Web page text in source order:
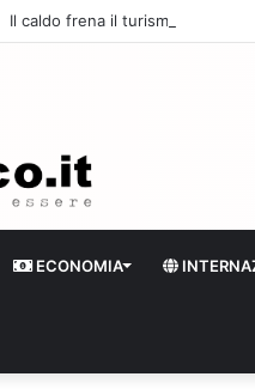
Il caldo frena il turismo a
ECONOMIA